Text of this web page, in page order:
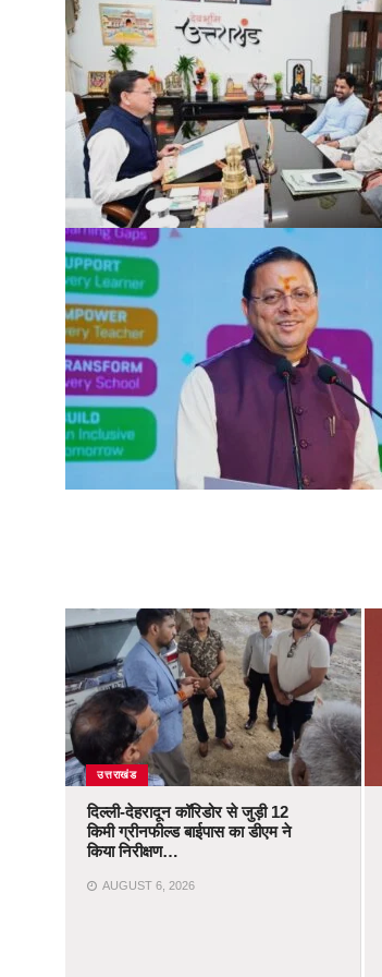
उत्तराखंड
दिल्ली-देहरादून कॉरिडोर से जुड़ी 12
किमी ग्रीनफील्ड बाईपास का डीएम ने
किया निरीक्षण…
AUGUST 6, 2026